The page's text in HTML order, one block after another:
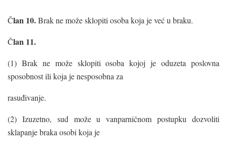
Član 10.Brak ne može sklopiti osoba koja je već u braku.
Član 11.
(1) Brak ne može sklopiti osoba kojoj je oduzeta poslovna
sposobnost ili koja je nesposobna za
rasuđivanje.
(2) Izuzetno, sud može u vanparničnom postupku dozvoliti
sklapanje braka osobi koja je